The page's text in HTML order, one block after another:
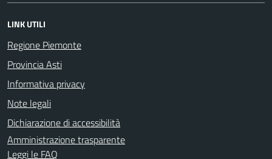
LINK UTILI
Regione Piemonte
Provincia Asti
Informativa privacy
Note legali
Dichiarazione di accessibilità
Amministrazione trasparente
Leggi le FAQ